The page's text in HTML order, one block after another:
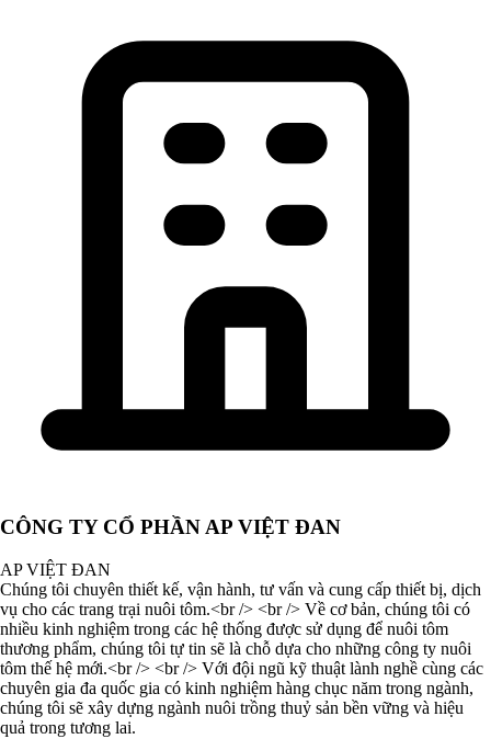
CÔNG TY CỔ PHẦN AP VIỆT ĐAN
AP VIỆT ĐAN
Chúng tôi chuyên thiết kế, vận hành, tư vấn và cung cấp thiết bị, dịch
vụ cho các trang trại nuôi tôm.<br /> <br /> Về cơ bản, chúng tôi có
nhiều kinh nghiệm trong các hệ thống được sử dụng để nuôi tôm
thương phẩm, chúng tôi tự tin sẽ là chỗ dựa cho những công ty nuôi
tôm thế hệ mới.<br /> <br /> Với đội ngũ kỹ thuật lành nghề cùng các
chuyên gia đa quốc gia có kinh nghiệm hàng chục năm trong ngành,
chúng tôi sẽ xây dựng ngành nuôi trồng thuỷ sản bền vững và hiệu
quả trong tương lai.